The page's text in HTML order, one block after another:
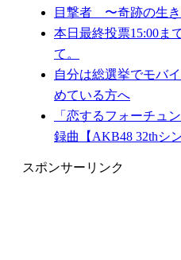
目撃者 〜奇跡の生き
本日最終投票15:00ま
て。
自分は総選挙でモバ
めている方へ
「恋するフォーチュ
録曲【AKB48 32thシ
スポンサーリンク